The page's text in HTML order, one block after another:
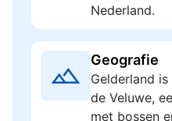
Nederland.
Geografie
Gelderland
de Veluwe,
met bossen